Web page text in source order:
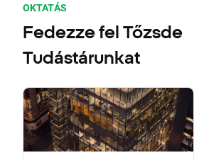
OKTATÁS
Fedezze fel Tőzsde
Tudástárunkat